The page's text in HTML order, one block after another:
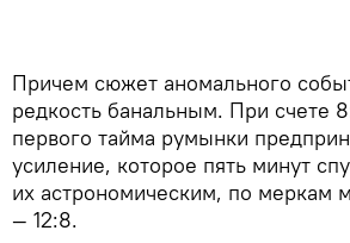
Причем сюжет аномального
редкость банальным. При счете
первого тайма румынки
усиление, которое пять минут
их астрономическим, по меркам
— 12:8.